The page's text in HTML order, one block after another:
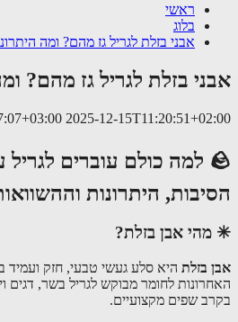
ראשי
בלוג
אבני בזלת לגריל גז מהם? ומה
אבני בזלת לגריל גז מהם?
2025-12-15T11:20:51+02:00
🪨 למה כולם עוברים
הסיבות, היתרונות
✳ מהי אבן בזלת?
אבן בזלת היא סלע געשי טבעי, חזק ועמיד
האחרונות לחומר מבוקש לגריל בשר, דגים
בקרב שפים מקצועיים.